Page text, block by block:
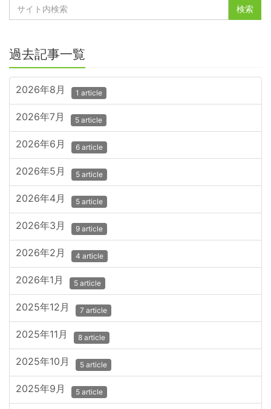
過去記事一覧
2026年8月 1 article
2026年7月 5 article
2026年6月 6 article
2026年5月 5 article
2026年4月 5 article
2026年3月 9 article
2026年2月 4 article
2026年1月 5 article
2025年12月 7 article
2025年11月 8 article
2025年10月 5 article
2025年9月 5 article